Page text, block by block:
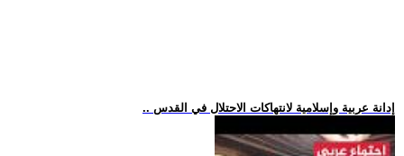
.. إدانة عربية وإسلامية لانتهاكات الاحتلال في القدس